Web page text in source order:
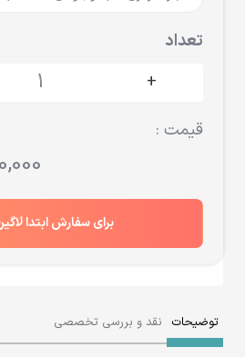
تعداد
+
قیمت :
برای سفارش ابتدا
توضیحات نقد و بررسی تخصصی